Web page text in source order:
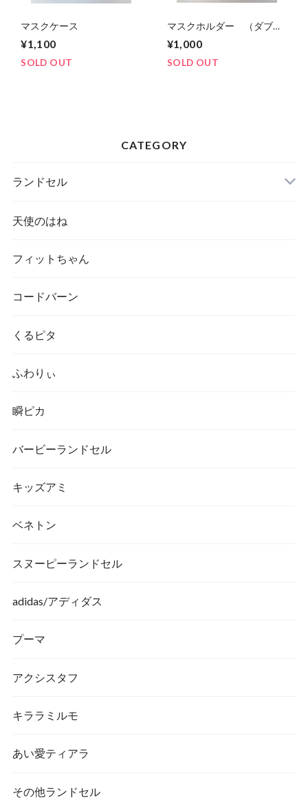
マスクケース
¥1,100
SOLD OUT
マスクホルダー （ダブ
¥1,000
SOLD OUT
CATEGORY
ランドセル
天使のはね
フィットちゃん
コードバーン
くるピタ
ふわりぃ
瞬ピカ
バービーランドセル
キッズアミ
ベネトン
スヌーピーランドセル
adidas/アディダス
プーマ
アクシスタフ
キララミルモ
あい愛ティアラ
その他ランドセル